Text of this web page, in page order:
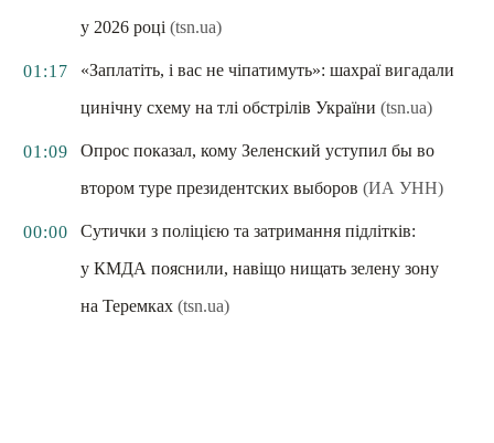
у 2026 році (tsn.ua)
01:17
«Заплатіть, і вас не чіпатимуть»: шахраї вигадали
цинічну схему на тлі обстрілів України (tsn.ua)
01:09
Опрос показал, кому Зеленский уступил бы во
втором туре президентских выборов (ИА УНН)
00:00
Сутички з поліцією та затримання підлітків:
у КМДА пояснили, навіщо нищать зелену зону
на Теремках (tsn.ua)